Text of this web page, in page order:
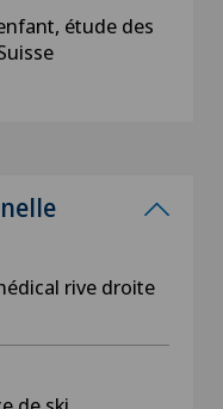
étude des
rive droite